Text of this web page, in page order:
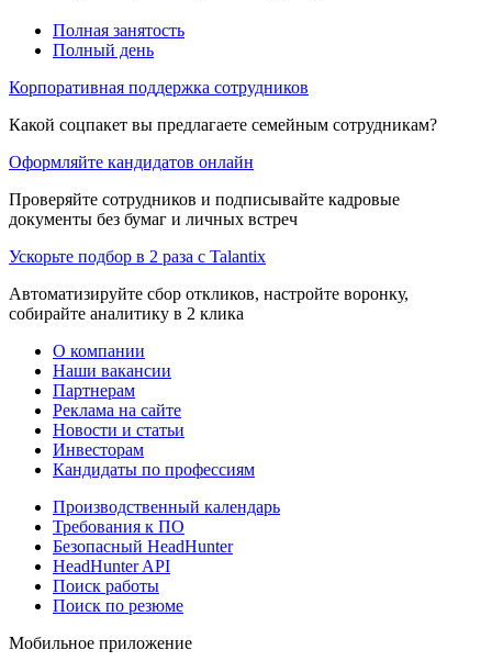
Полная занятость
Полный день
Корпоративная поддержка сотрудников
Какой соцпакет вы предлагаете семейным сотрудникам?
Оформляйте кандидатов онлайн
Проверяйте сотрудников и подписывайте кадровые
документы без бумаг и личных встреч
Ускорьте подбор в 2 раза с Talantix
Автоматизируйте сбор откликов, настройте воронку,
собирайте аналитику в 2 клика
О компании
Наши вакансии
Партнерам
Реклама на сайте
Новости и статьи
Инвесторам
Кандидаты по профессиям
Производственный календарь
Требования к ПО
Безопасный HeadHunter
HeadHunter API
Поиск работы
Поиск по резюме
Мобильное приложение